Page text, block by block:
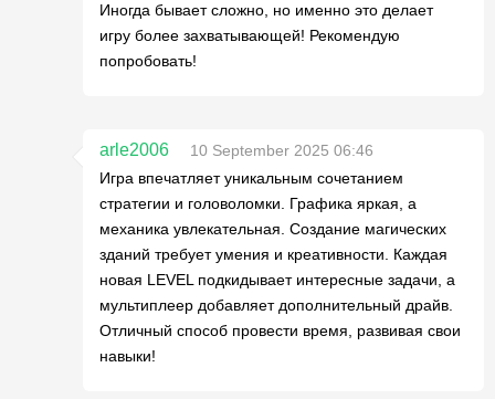
Иногда бывает сложно, но именно это делает
игру более захватывающей! Рекомендую
попробовать!
arle2006
10 September 2025 06:46
Игра впечатляет уникальным сочетанием
стратегии и головоломки. Графика яркая, а
механика увлекательная. Создание магических
зданий требует умения и креативности. Каждая
новая LEVEL подкидывает интересные задачи, а
мультиплеер добавляет дополнительный драйв.
Отличный способ провести время, развивая свои
навыки!